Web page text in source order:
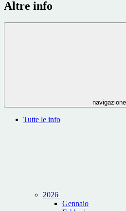
Altre info
navigazione
Tutte le info
2026
Gennaio